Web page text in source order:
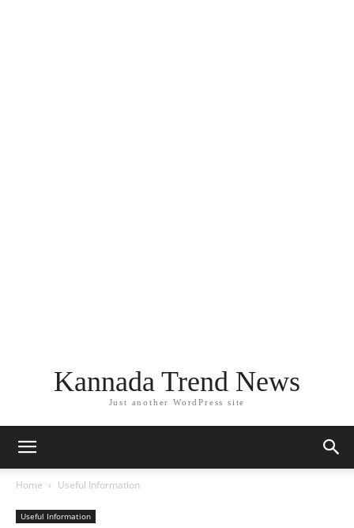
Kannada Trend News
Just another WordPress site
Home Useful Information
Useful Information